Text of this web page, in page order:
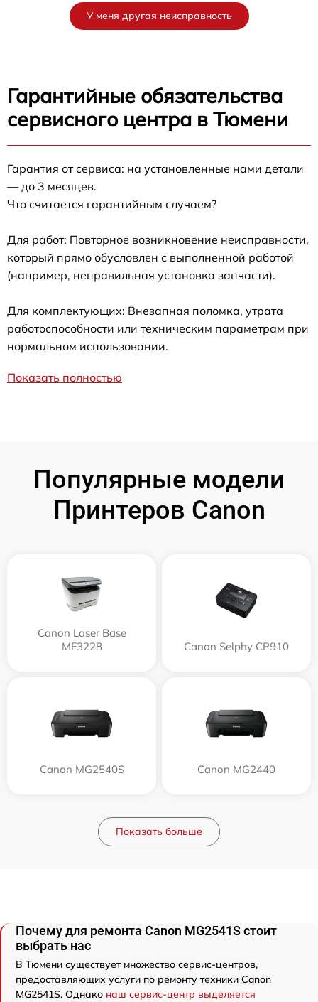
У меня другая неисправность
Гарантийные обязательства
сервисного центра в Тюмени
Гарантия от сервиса: на установленные нами детали
— до 3 месяцев.
Что считается гарантийным случаем?
Для работ: Повторное возникновение неисправности,
который прямо обусловлен с выполненной работой
(например, неправильная установка запчасти).
Для комплектующих: Внезапная поломка, утрата
работоспособности или техническим параметрам при
нормальном использовании.
Показать полностью
Популярные модели
Принтеров Canon
Canon Laser Base
MF3228
Canon Selphy CP910
Canon MG2540S Canon MG2440
Показать больше
Почему для ремонта Canon MG2541S стоит
выбрать нас
В Тюмени существует множество сервис-центров,
предоставляющих услуги по ремонту техники Canon
MG2541S. Однако наш сервис-центр выделяется